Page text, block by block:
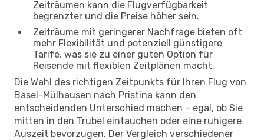
Zeiträumen kann die Flugverfügbarkeit
begrenzter und die Preise höher sein.
Zeiträume mit geringerer Nachfrage bieten oft
mehr Flexibilität und potenziell günstigere
Tarife, was sie zu einer guten Option für
Reisende mit flexiblen Zeitplänen macht.
Die Wahl des richtigen Zeitpunkts für Ihren Flug von
Basel-Mülhausen nach Pristina kann den
entscheidenden Unterschied machen – egal, ob Sie
mitten in den Trubel eintauchen oder eine ruhigere
Auszeit bevorzugen. Der Vergleich verschiedener